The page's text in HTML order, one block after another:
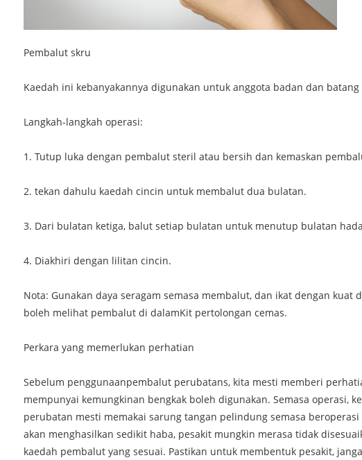
Pembalut skru
Kaedah ini kebanyakannya digunakan untuk anggota badan dan
Langkah-langkah operasi:
1. Tutup luka dengan pembalut steril atau bersih dan kemaskan
2. tekan dahulu kaedah cincin untuk membalut dua bulatan.
3. Dari bulatan ketiga, balut setiap bulatan untuk menutup bulatan
4. Diakhiri dengan lilitan cincin.
Nota: Gunakan daya seragam semasa membalut, dan ikat dengan
boleh melihat pembalut di dalamKit pertolongan cemas.
Perkara yang memerlukan perhatian
Sebelum penggunaanpembalut perubatans, kita mesti memberi
mempunyai kemungkinan bengkak boleh digunakan. Semasa operasi,
perubatan mesti memakai sarung tangan pelindung semasa
akan menghasilkan sedikit haba, pesakit mungkin merasa tidak
kaedah pembalut yang sesuai. Pastikan untuk membentuk pesakit,